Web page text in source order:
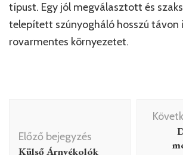
típust. Egy jól megválasztott és
telepített szúnyogháló hosszú távon
rovarmentes környezetet.
Előző bejegyzés
Külső Árnyékolók